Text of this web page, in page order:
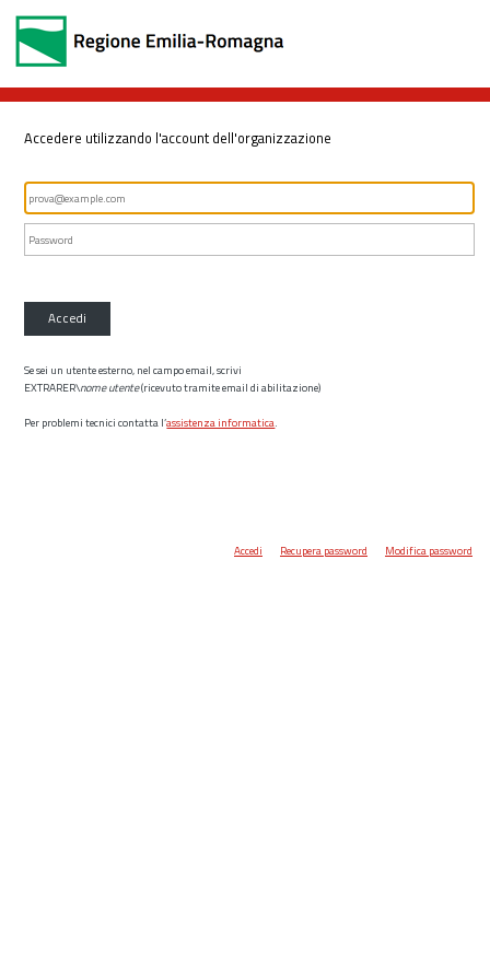
Accedere utilizzando l'account dell'organizzazione
Accedi
Se sei un utente esterno, nel campo email, scrivi
EXTRARER\nome utente(ricevuto tramite email di abilitazione)
Per problemi tecnici contatta l’assistenza informatica.
Accedi Recupera password Modifica password